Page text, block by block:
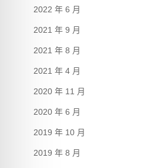
2022 年 6 月
2021 年 9 月
2021 年 8 月
2021 年 4 月
2020 年 11 月
2020 年 6 月
2019 年 10 月
2019 年 8 月